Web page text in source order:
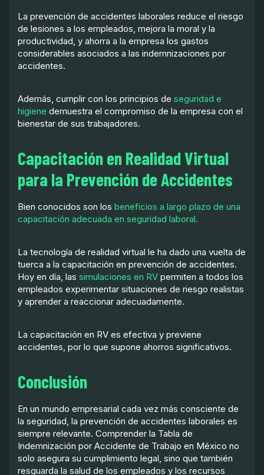
La prevención de accidentes laborales reduce el riesgo
de lesiones a los empleados, mejora la moral y la
productividad, y ahorra a la empresa los gastos
considerables asociados a las indemnizaciones por
accidentes.
Además, cumplir con los principios de seguridad e
higiene demuestra el compromiso de la empresa con el
bienestar de sus trabajadores.
Capacitación en Realidad Virtual
para la Prevención de Accidentes
Bien conocidos son los beneficios a largo plazo de una
capacitación adecuada en seguridad laboral.
La tecnología de realidad virtual le ha dado una vuelta de
tuerca a la capacitación en prevención de accidentes.
Hoy en día, las simulaciones en RV permiten a todos los
empleados experimentar situaciones de riesgo realistas
y aprender a reaccionar adecuadamente.
La capacitación en RV es efectiva y previene
accidentes, por lo que supone ahorros significativos.
Conclusión
En un mundo empresarial cada vez más consciente de
la seguridad, la prevención de accidentes laborales es
siempre relevante. Comprender la Tabla de
Indemnización por Accidente de Trabajo en México no
solo asegura su cumplimiento legal, sino que también
resguarda la salud de los empleados y los recursos